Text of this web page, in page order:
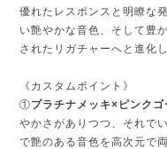
優れたレスポンスと明瞭な
い艶やかな音色、そして豊
されたリガチャーへと進化し
《カスタムポイント》
①プラチナメッキ×ピンクゴ
やかさがありつつ、それで
で艶のある音色を高次元で